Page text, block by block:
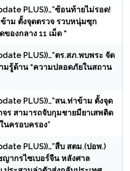
PLUS))…”ซ้อนท้ายไม่รอด!
าม ตั้งจุดตรวจ รวบหนุ่มซุก
ของกลาง 11 เม็ด “
PLUS))…”ตร.สภ.พบพระ จัด
มรู้ด้าน “ความปลอดภัยในสถาน
PLUS))…”สน.ท่าข้าม ตั้งจุด
ร สามารถจับกุมชายมียาเสพติด
นครอบครอง”
PLUS))…”สืบ สตม.(ปอพ.)
ญากรไซเบอร์จีน หลังศาล